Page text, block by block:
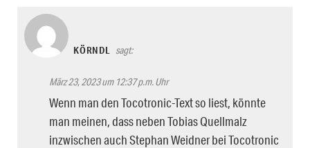
KÖRNDL sagt:
März 23, 2023 um 12:37 p.m. Uhr
Wenn man den Tocotronic-Text so liest, könnte
man meinen, dass neben Tobias Quellmalz
inzwischen auch Stephan Weidner bei Tocotronic